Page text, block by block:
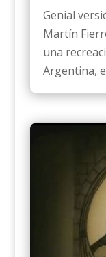
Genial
Martín
una
Argentina,